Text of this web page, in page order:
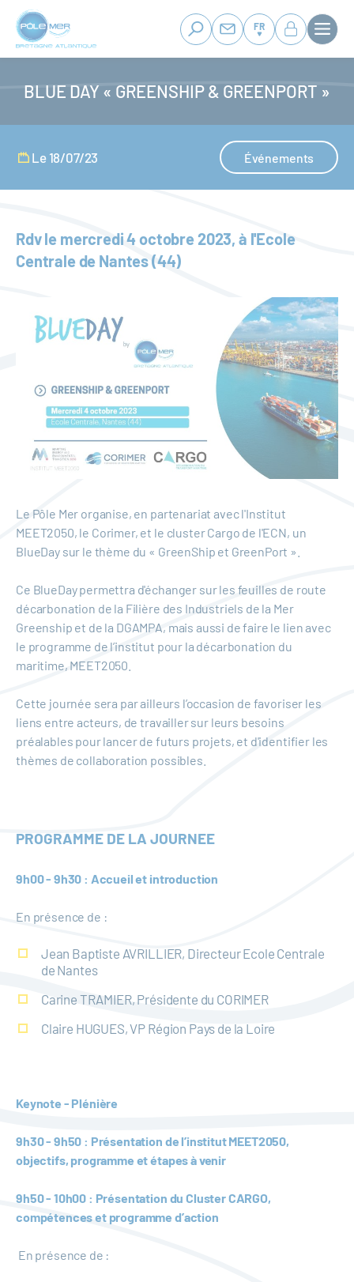
Panneau de gestion des cookies
Aller
contenu
FR
BLUE DAY « GREENSHIP & GREENPORT »
Le 18/07/23 Événements
Rdv le mercredi 4 octobre 2023, à l'Ecole
Centrale de Nantes (44)
Le Pôle Mer organise, en partenariat avec l'Institut
MEET2050, le Corimer, et le cluster Cargo de l'ECN, un
BlueDay sur le thème du « GreenShip et GreenPort ».
Ce BlueDay permettra d'échanger sur les feuilles de route
décarbonation de la Filière des Industriels de la Mer
Greenship et de la DGAMPA, mais aussi de faire le lien avec
le programme de l’institut pour la décarbonation du
maritime, MEET2050.
Cette journée sera par ailleurs l’occasion de favoriser les
liens entre acteurs, de travailler sur leurs besoins
préalables pour lancer de futurs projets, et d'identifier les
thèmes de collaboration possibles.
PROGRAMME DE LA JOURNEE
9h00 - 9h30 : Accueil et introduction
En présence de :
Jean Baptiste AVRILLIER, Directeur Ecole Centrale
de Nantes
Carine TRAMIER, Présidente du CORIMER
Claire HUGUES, VP Région Pays de la Loire
Keynote - Plénière
9h30 - 9h50 : Présentation de l’institut MEET2050,
objectifs, programme et étapes à venir
9h50 - 10h00 : Présentation du Cluster CARGO,
compétences et programme d’action
En présence de :